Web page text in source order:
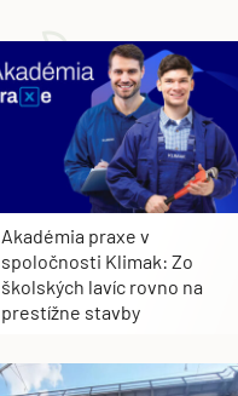
Akadémia praxe v
spoločnosti Klimak: Zo
školských lavíc rovno na
prestížne stavby